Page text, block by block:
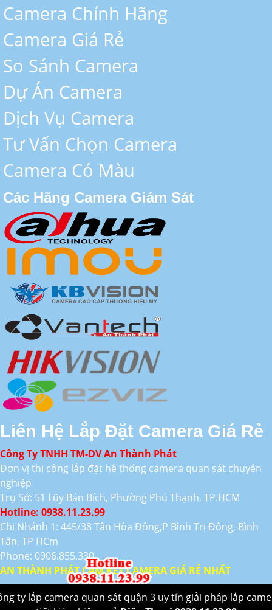
Camera Chính Hãng
Camera Giá Rẻ
So Sánh Camera
Dự Án Camera
Dịch Vụ Camera
Tư Vấn Chọn Camera
Camera Có Màu
Các Hãng Camera Giám Sát
Liên Hệ Lắp Đặt Camera Giá Rẻ
Công Ty TNHH TM-DV An Thành Phát
Đơn vị thi công lắp đặt hệ thống camera quan sát chuyên
nghiệp
Trụ Sở: 51 Lũy Bán Bích, Phường Phú Thạnh, TP.HCM
Hotline: 0938.11.23.99
Chi Nhánh 1: 445/38 Tân Hòa Đông,P Bình Trị Đông, Bình
Tân, TP HCm
Phone: 0906.855.330
AN THÀNH PHÁT CAM KẾT CAMERA GIÁ RẺ NHẤT
ty lắp camera quan sát quận 3 uy tín giải pháp lắp